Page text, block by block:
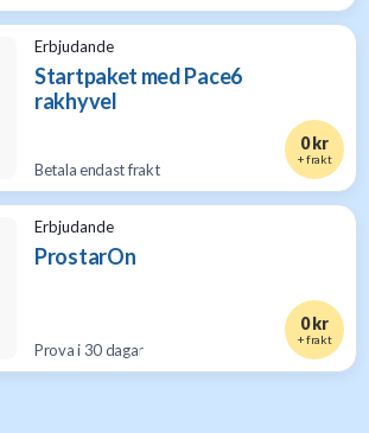
Erbjudande
Startpaket med Pace6
rakhyvel
Betala endast frakt
0 kr
+ frakt
Erbjudande
ProstarOn
Prova i 30 dagar
0 kr
+ frakt